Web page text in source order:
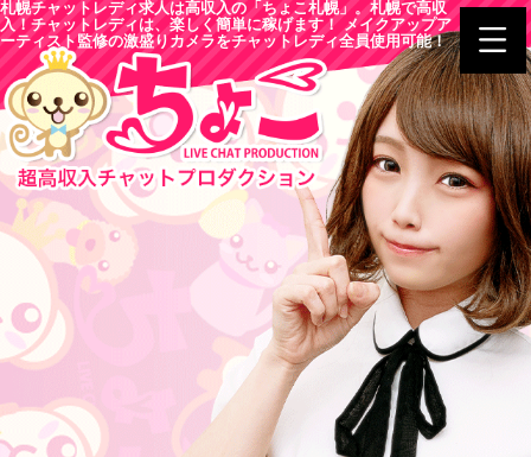
札幌チャットレディ求人は高収入の「ちょこ札幌」。札幌で高収
入！チャットレディは、楽しく簡単に稼げます！ メイクアップア
ーティスト監修の激盛りカメラをチャットレディ全員使用可能！